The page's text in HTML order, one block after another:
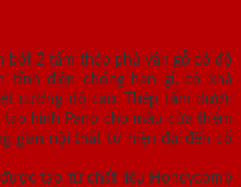
bởi 2 tấm thép phủ vân gỗ có độ
tĩnh điện chống han gỉ, có khả
cường độ cao. Thép tấm được
hình Pano cho mẫu cửa thêm
gian nội thất từ hiện đại đến cổ
tạo từ chất liệu Honeycomb